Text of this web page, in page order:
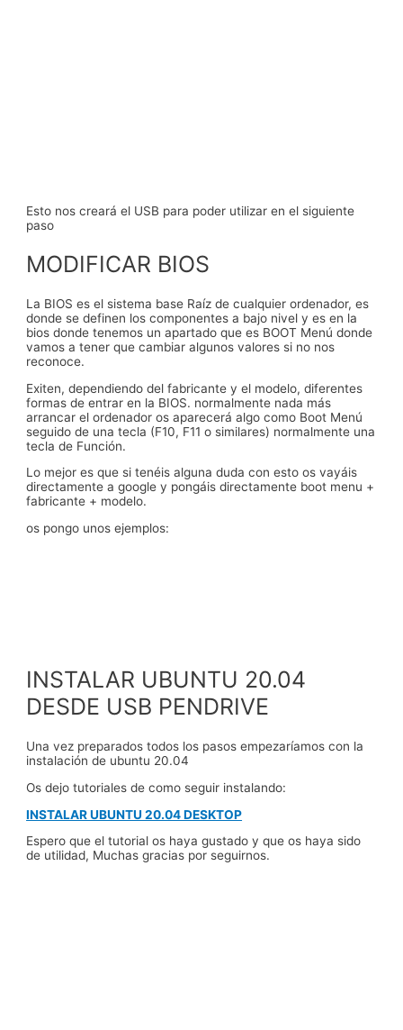
Esto nos creará el USB para poder utilizar en el siguiente
paso
MODIFICAR BIOS
La BIOS es el sistema base Raíz de cualquier ordenador, es
donde se definen los componentes a bajo nivel y es en la
bios donde tenemos un apartado que es BOOT Menú donde
vamos a tener que cambiar algunos valores si no nos
reconoce.
Exiten, dependiendo del fabricante y el modelo, diferentes
formas de entrar en la BIOS. normalmente nada más
arrancar el ordenador os aparecerá algo como Boot Menú
seguido de una tecla (F10, F11 o similares) normalmente una
tecla de Función.
Lo mejor es que si tenéis alguna duda con esto os vayáis
directamente a google y pongáis directamente boot menu +
fabricante + modelo.
os pongo unos ejemplos:
INSTALAR UBUNTU 20.04
DESDE USB PENDRIVE
Una vez preparados todos los pasos empezaríamos con la
instalación de ubuntu 20.04
Os dejo tutoriales de como seguir instalando:
INSTALAR UBUNTU 20.04 DESKTOP
Espero que el tutorial os haya gustado y que os haya sido
de utilidad, Muchas gracias por seguirnos.